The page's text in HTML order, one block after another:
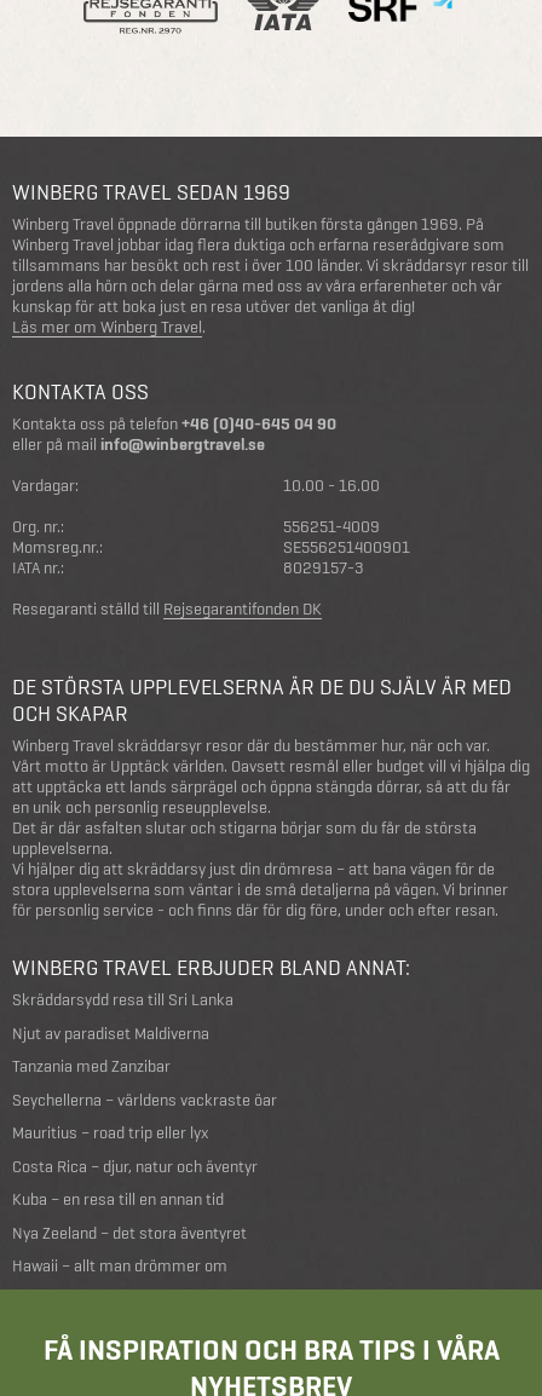
WINBERG TRAVEL SEDAN 1969
Winberg Travel öppnade dörrarna till butiken första gången 1969. På
Winberg Travel jobbar idag flera duktiga och erfarna reserådgivare som
tillsammans har besökt och rest i över 100 länder. Vi skräddarsyr resor till
jordens alla hörn och delar gärna med oss av våra erfarenheter och vår
kunskap för att boka just en resa utöver det vanliga åt dig!
Läs mer om Winberg Travel.
KONTAKTA OSS
Kontakta oss på telefon+46 (0)40-645 04 90
eller på mail info@winbergtravel.se
Vardagar:
10.00 - 16.00
Org. nr.:
556251-4009
Momsreg.nr.:
SE556251400901
IATA nr.:
8029157-3
Resegaranti ställd till Rejsegarantifonden DK
DE STÖRSTA UPPLEVELSERNA ÄR DE DU SJÄLV ÄR MED
OCH SKAPAR
Winberg Travel skräddarsyr resor där du bestämmer hur, när och var.
Vårt motto är Upptäck världen. Oavsett resmål eller budget vill vi hjälpa dig
att upptäcka ett lands särprägel och öppna stängda dörrar, så att du får
en unik och personlig reseupplevelse.
Det är där asfalten slutar och stigarna börjar som du får de största
upplevelserna.
Vi hjälper dig att skräddarsy just din drömresa – att bana vägen för de
stora upplevelserna som väntar i de små detaljerna på vägen. Vi brinner
för personlig service - och finns där för dig före, under och efter resan.
WINBERG TRAVEL ERBJUDER BLAND ANNAT:
Skräddarsydd resa till Sri Lanka
Njut av paradiset Maldiverna
Tanzania med Zanzibar
Seychellerna – världens vackraste öar
Mauritius – road trip eller lyx
Costa Rica – djur, natur och äventyr
Kuba – en resa till en annan tid
Nya Zeeland – det stora äventyret
Hawaii – allt man drömmer om
FÅ INSPIRATION OCH BRA TIPS I VÅRA
NYHETSBREV